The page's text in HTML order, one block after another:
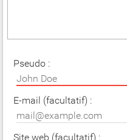
Pseudo :
E-mail (facultatif) :
Site web (facultatif) :